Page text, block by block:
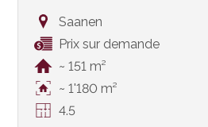
Saanen
Prix sur demande
~ 151 m²
~ 1'180 m²
4.5